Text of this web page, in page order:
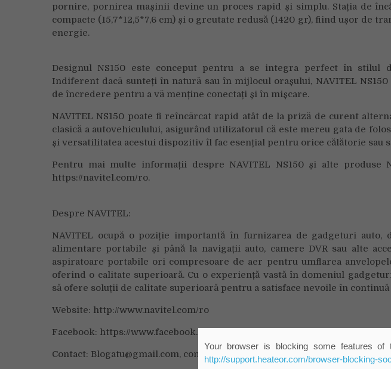
pornire, pornirea mașinii devine un proces rapid și simplu. Stația de
compacte (15,7*12,5*7,6 cm) și o greutate redusă (1420 gr), fiind ușor de
energie.
Designul NS150 este conceput pentru a se integra perfect în stilul
Indiferent dacă sunteți în natură sau în mijlocul orașului, NAVITEL
de încredere pentru a vă menține conectați și în mișcare.
NAVITEL NS150 poate fi reîncărcat rapid atât de la priză de curent
clasică a autovehiculului, asigurând utilizatorul că este mereu gata de
și versatilitatea acestui dispozitiv îl fac esențial pentru orice călătorie sau
Pentru mai multe informații despre NAVITEL NS150 și alte produse
https://navitel.com/ro.
Despre NAVITEL:
NAVITEL ocupă o poziție importantă în furnizarea de gadgeturi auto,
alimentare portabile și până la navigații auto, camere DVR sau alte
aspiratoare portabile ori compresoare de aer pentru umflarea
oferind o calitate superioară. Cu o experiență vastă în domeniul
să ofere soluții de calitate superioară pentru a satisface nevoile în
Website: http://www.navitel.com/ro
Facebook: https://www.facebook.com/p/Navitel-Romania-100065358645391/
Contact: Blogatu@gmail.com, contact@avantnet.ro
Your browser is blocking some features
http://support.heateor.com/browser-blocking-